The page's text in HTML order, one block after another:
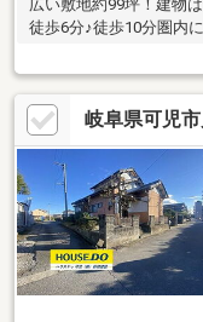
広い敷地約99坪！建物
徒歩6分♪徒歩10分圏内
岐阜県可児